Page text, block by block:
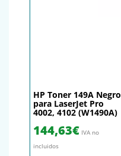
HP Toner 149A Negro
para LaserJet Pro
4002, 4102 (W1490A)
144,63€ IVA no
incluidos